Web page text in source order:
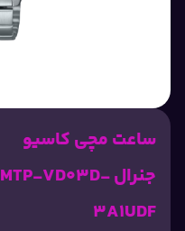
ساعت مچی کاسیو
جنرال MTP-VD03D-
3A1UDF